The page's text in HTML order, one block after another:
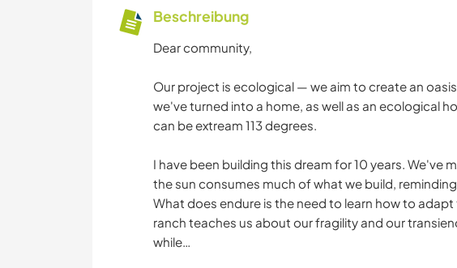
Beschreibung
Dear community,
Our project is ecological — we aim to create an
we've turned into a home, as well as an ecological
can be extream 113 degrees.
I have been building this dream for 10 years. We've
the sun consumes much of what we build,
What does endure is the need to learn how to
ranch teaches us about our fragility and our
while…